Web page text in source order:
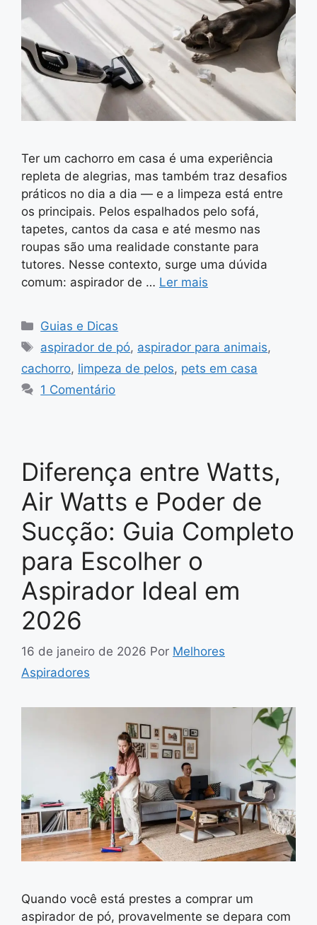
Ter um cachorro em casa é uma experiência
repleta de alegrias, mas também traz desafios
práticos no dia a dia — e a limpeza está entre
os principais. Pelos espalhados pelo sofá,
tapetes, cantos da casa e até mesmo nas
roupas são uma realidade constante para
tutores. Nesse contexto, surge uma dúvida
comum: aspirador de … Ler mais
Categorias
Guias e Dicas
Tags
aspirador de pó, aspirador para animais,
cachorro, limpeza de pelos, pets em casa
1 Comentário
Diferença entre Watts,
Air Watts e Poder de
Sucção: Guia Completo
para Escolher o
Aspirador Ideal em
2026
16 de janeiro de 2026 Por Melhores
Aspiradores
Quando você está prestes a comprar um
aspirador de pó, provavelmente se depara com